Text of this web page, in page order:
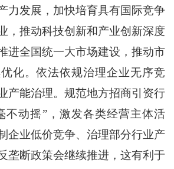
力发展，加快培育具有国际竞争
，推动科技创新和产业创新深度
进全国统一大市场建设，推动市
化。依法依规治理企业无序竞
产能治理。规范地方招商引资行
不动摇”，激发各类经营主体活
企业低价竞争、治理部分行业产
垄断政策会继续推进，这有利于